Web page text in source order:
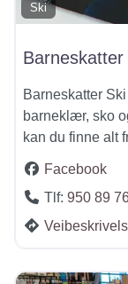
Ski
Barneskatter
Barneskatter
barneklær, sko
kan du finne alt
Facebook
Tlf: 950 89